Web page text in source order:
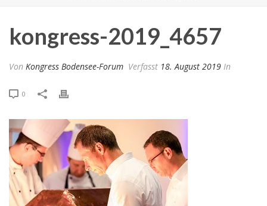
kongress-2019_4657
Von Kongress Bodensee-Forum Verfasst 18. August 2019 In
0